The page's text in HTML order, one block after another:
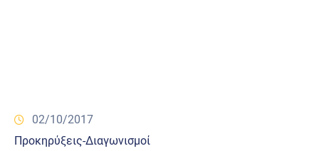
02/10/2017
Προκηρύξεις-Διαγωνισμοί